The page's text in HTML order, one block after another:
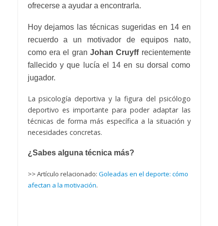
ofrecerse a ayudar a encontrarla.
Hoy dejamos las técnicas sugeridas en 14 en
recuerdo a un motivador de equipos nato,
como era el gran Johan Cruyffrecientemente
fallecido y que lucía el 14 en su dorsal como
jugador.
La psicología deportiva y la figura del psicólogo
deportivo es importante para poder adaptar las
técnicas de forma más específica a la situación y
necesidades concretas.
¿Sabes alguna técnica más?
>> Artículo relacionado: Goleadas en el deporte: cómo
afectan a la motivación.